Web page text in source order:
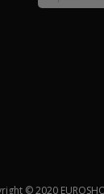
© 2020